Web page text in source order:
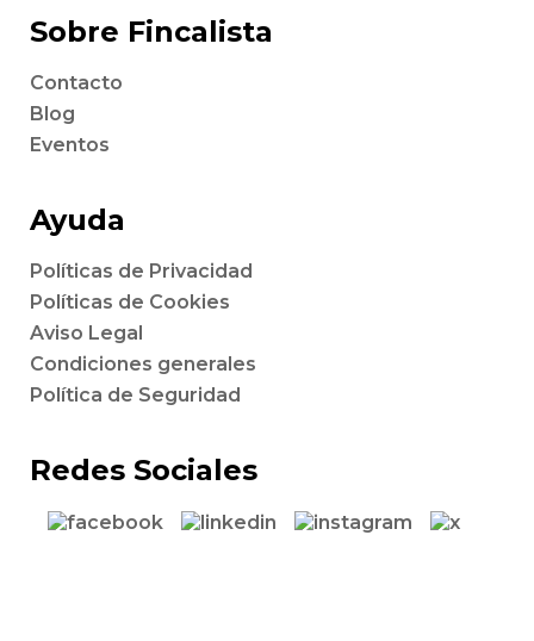
Sobre Fincalista
Contacto
Blog
Eventos
Ayuda
Políticas de Privacidad
Políticas de Cookies
Aviso Legal
Condiciones generales
Política de Seguridad
Redes Sociales